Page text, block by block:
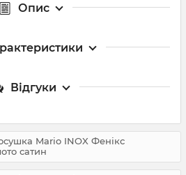
Опис
Відгуки
Mario INOX Фенікс
сатин